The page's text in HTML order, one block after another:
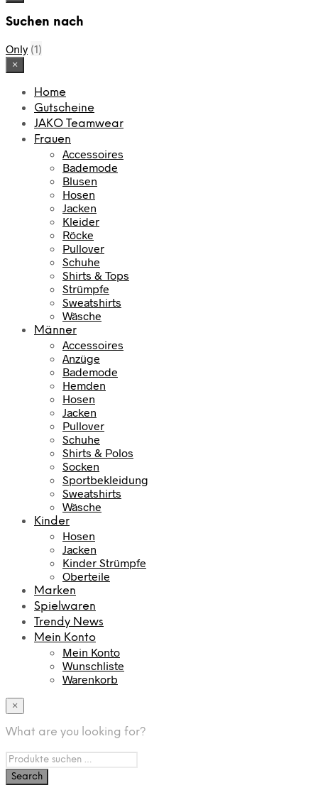
Suchen nach
Only (1)
×
Home
Gutscheine
JAKO Teamwear
Frauen
Accessoires
Bademode
Blusen
Hosen
Jacken
Kleider
Röcke
Pullover
Schuhe
Shirts & Tops
Strümpfe
Sweatshirts
Wäsche
Männer
Accessoires
Anzüge
Bademode
Hemden
Hosen
Jacken
Pullover
Schuhe
Shirts & Polos
Socken
Sportbekleidung
Sweatshirts
Wäsche
Kinder
Hosen
Jacken
Kinder Strümpfe
Oberteile
Marken
Spielwaren
Trendy News
Mein Konto
Mein Konto
Wunschliste
Warenkorb
×
What are you looking for?